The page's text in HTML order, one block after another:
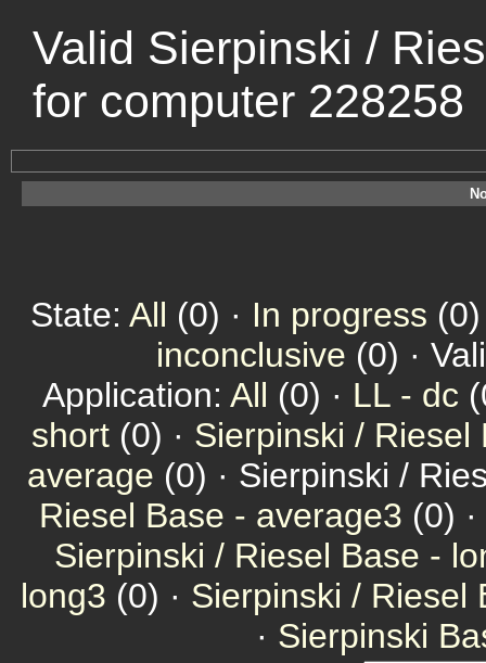
Valid Sierpinski /
for computer 228258
State: All (0) · In progress
inconclusive (0) ·
Application: All (0) · LL - dc
short (0) · Sierpinski / Riesel
average (0) · Sierpinski /
Riesel Base - average3 (0) ·
Sierpinski / Riesel Base -
long3 (0) · Sierpinski / Riesel
· Sierpinski